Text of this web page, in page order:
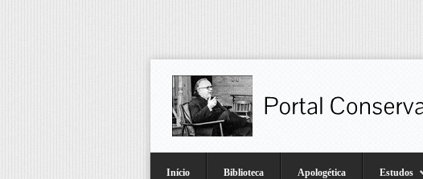
Início Biblioteca Apologética Estudos